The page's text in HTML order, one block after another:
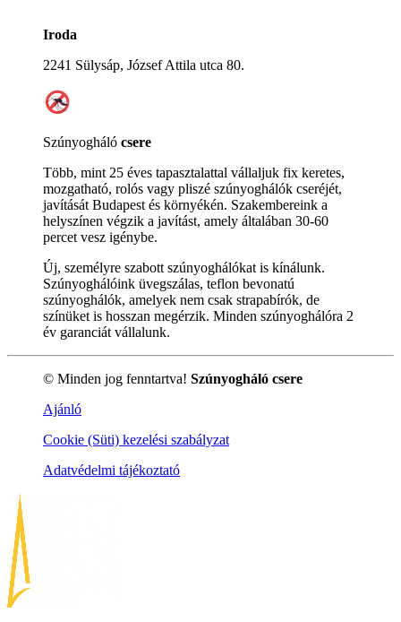
Iroda
2241 Sülysáp, József Attila utca 80.
Szúnyogháló csere
Több, mint 25 éves tapasztalattal vállaljuk fix keretes,
mozgatható, rolós vagy pliszé szúnyoghálók cseréjét,
javítását Budapest és környékén. Szakembereink a
helyszínen végzik a javítást, amely általában 30-60
percet vesz igénybe.
Új, személyre szabott szúnyoghálókat is kínálunk.
Szúnyoghálóink üvegszálas, teflon bevonatú
szúnyoghálók, amelyek nem csak strapabírók, de
színüket is hosszan megérzik. Minden szúnyoghálóra 2
év garanciát vállalunk.
© Minden jog fenntartva! Szúnyogháló csere
Ajánló
Cookie (Süti) kezelési szabályzat
Adatvédelmi tájékoztató